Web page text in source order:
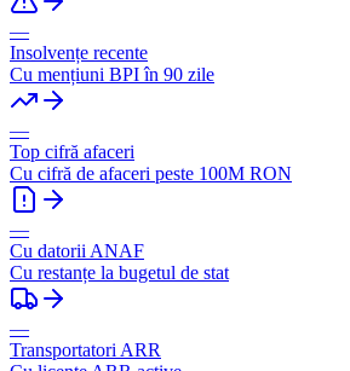
—
Insolvențe recente
Cu mențiuni BPI în 90 zile
—
Top cifră afaceri
Cu cifră de afaceri peste 100M RON
—
Cu datorii ANAF
Cu restanțe la bugetul de stat
—
Transportatori ARR